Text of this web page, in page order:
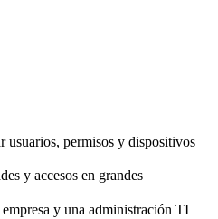
usuarios, permisos y dispositivos
y accesos en grandes
y una administración TI